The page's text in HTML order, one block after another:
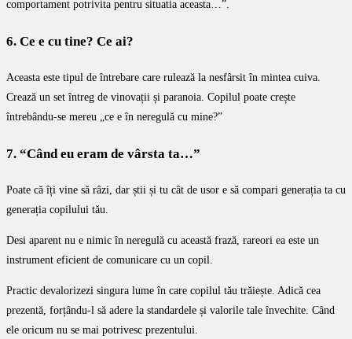
comportament potrivita pentru situatia aceasta…”.
6. Ce e cu tine? Ce ai?
Aceasta este tipul de întrebare care rulează la nesfârsit în mintea cuiva.
Crează un set întreg de vinovații și paranoia. Copilul poate crește
întrebându-se mereu „ce e în neregulă cu mine?”
7. “Când eu eram de vârsta ta…”
Poate că îți vine să râzi, dar știi și tu cât de usor e să compari generația ta cu
generația copilului tău.
Desi aparent nu e nimic în neregulă cu această frază, rareori ea este un
instrument eficient de comunicare cu un copil.
Practic devalorizezi singura lume în care copilul tău trăiește. Adică cea
prezentă, forțându-l să adere la standardele și valorile tale învechite. Când
ele oricum nu se mai potrivesc prezentului.